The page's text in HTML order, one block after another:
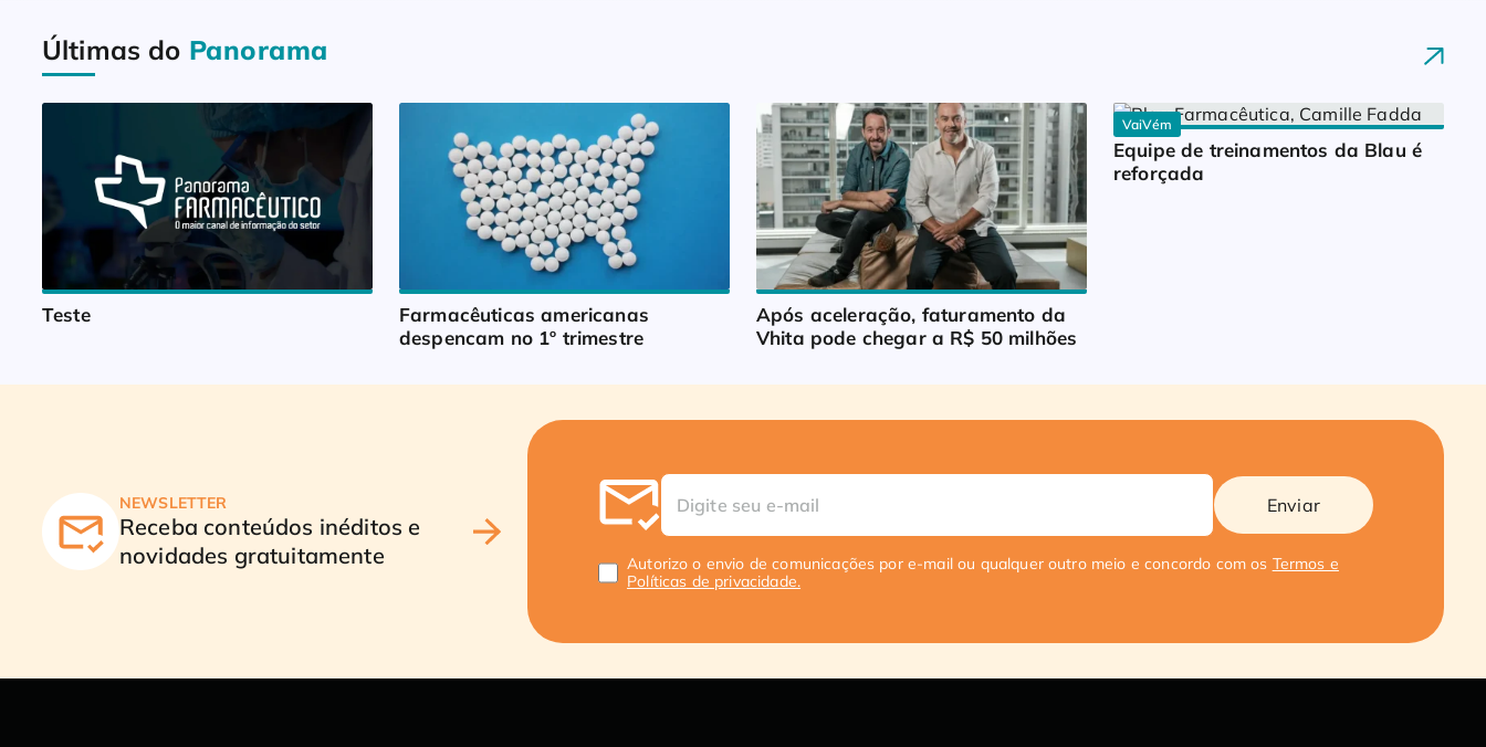
Últimas do Panorama
Teste
Farmacêuticas americanas
despencam no 1º trimestre
Após aceleração, faturamento da
Vhita pode chegar a R$ 50 milhões
VaiVém
Equipe de treinamentos da Blau é
reforçada
NEWSLETTER
Receba conteúdos inéditos e
novidades gratuitamente
Enviar
Autorizo o envio de comunicações por e-mail ou qualquer outro meio e concordo com os Termos e
Políticas de privacidade.